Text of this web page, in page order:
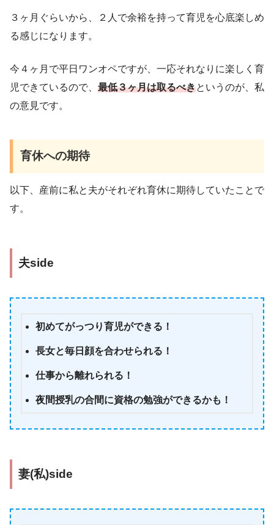
３ヶ月ぐらいから、２人で余裕を持って育児を心底楽しめ
る感じになります。
今４ヶ月で平日ワンオペですが、一応それなりに楽しく育
児できているので、 最低３ヶ月は取るべきというのが、私
の意見です。
育休への期待
以下、産前に私と夫がそれぞれ育休に期待していたことで
す。
夫side
初めてがっつり育児ができる！
長女と毎日顔を合わせられる！
仕事から離れられる！
夜間授乳の合間に資格の勉強ができるかも！
妻(私)side